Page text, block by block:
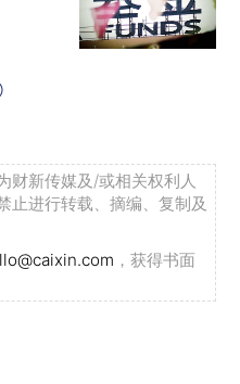
财新传媒及/或相关权利人
止进行转载、摘编、复制及
，获得书面